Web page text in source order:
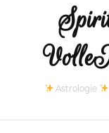
Astrologie